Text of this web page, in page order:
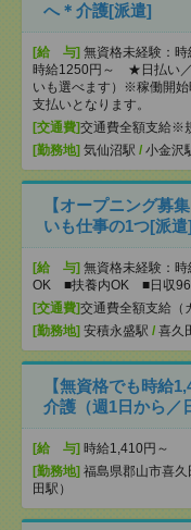
へ＊介護[派遣]
[給 与] 無資格未経験：
時給1250円～ ★日払い
いも選べます）※稼働開
支払いとなります。
[交通費]交通費全額支給※
[勤務地] 気仙沼駅 / 小金沢
【オープニング募
いも仕事の1つ[派遣]
[給 与] 無資格未経験：
OK ■扶養内OK ■日収
[交通費]交通費全額支給（
[勤務地] 安積永盛駅 / 喜久
【無資格でも時給
介護（週1日から／
[給 与] 時給1,410円～
[勤務地] 福島県郡山市喜
田駅）